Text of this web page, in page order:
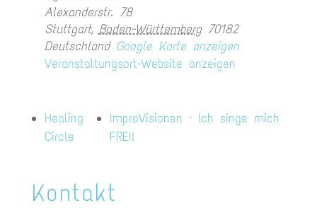
Alexanderstr. 78
Stuttgart, Baden-Württemberg 70182
Deutschland Google Karte anzeigen
Veranstaltungsort-Website anzeigen
Healing
Circle
ImproVisionen – Ich singe mich
FREI!
Kontakt